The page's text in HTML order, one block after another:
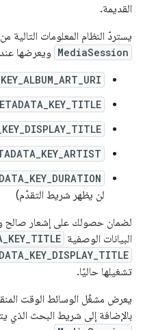
القديمة.
يستردّ النظام المعلومات التالية من
MediaSession ويعرضها
لن يظهر شريط التقدّم)
لضمان حصولك على إشعار صالح
البيانات الوصفية
تشغيلها حاليًا.
يعرض مشغّل الوسائط الوقت
بالإضافة إلى شريط البحث الذي